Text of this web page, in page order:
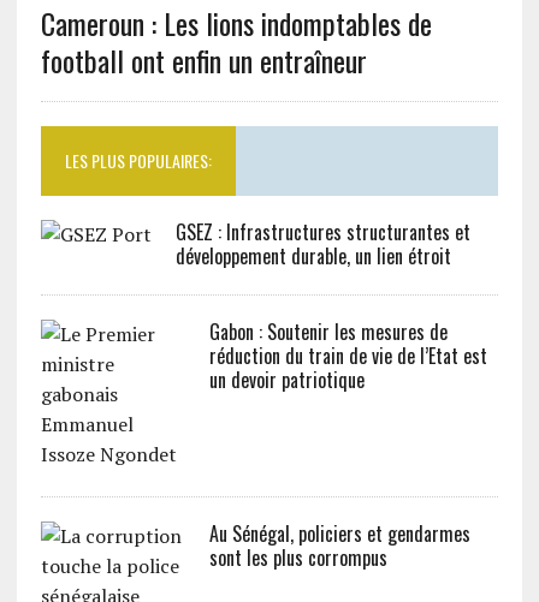
Cameroun : Les lions indomptables de
football ont enfin un entraîneur
LES PLUS POPULAIRES:
GSEZ : Infrastructures structurantes et
développement durable, un lien étroit
Gabon : Soutenir les mesures de
réduction du train de vie de l’Etat est
un devoir patriotique
Au Sénégal, policiers et gendarmes
sont les plus corrompus